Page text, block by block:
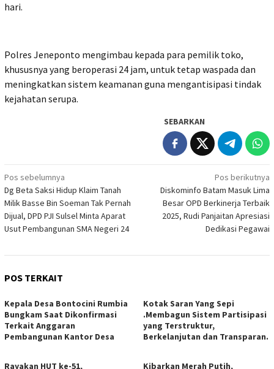
hari.
Polres Jeneponto mengimbau kepada para pemilik toko,
khususnya yang beroperasi 24 jam, untuk tetap waspada dan
meningkatkan sistem keamanan guna mengantisipasi tindak
kejahatan serupa.
SEBARKAN
Navigasi
pos
Pos sebelumnya
Dg Beta Saksi Hidup Klaim Tanah
Milik Basse Bin Soeman Tak Pernah
Dijual, DPD PJI Sulsel Minta Aparat
Usut Pembangunan SMA Negeri 24
Pos berikutnya
Diskominfo Batam Masuk Lima
Besar OPD Berkinerja Terbaik
2025, Rudi Panjaitan Apresiasi
Dedikasi Pegawai
POS TERKAIT
Kepala Desa Bontocini Rumbia
Bungkam Saat Dikonfirmasi
Terkait Anggaran
Pembangunan Kantor Desa
Kotak Saran Yang Sepi
.Membagun Sistem Partisipasi
yang Terstruktur,
Berkelanjutan dan Transparan.
Rayakan HUT ke-51, Kibarkan Merah Putih,